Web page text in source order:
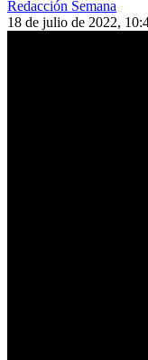
Redacción Semana
18 de julio de 2022,